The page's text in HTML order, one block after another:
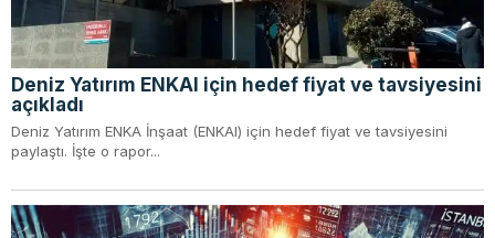
Deniz Yatırım ENKAI için hedef fiyat ve tavsiyesini
açıkladı
Deniz Yatırım ENKA İnşaat (ENKAI) için hedef fiyat ve tavsiyesini
paylaştı. İşte o rapor...